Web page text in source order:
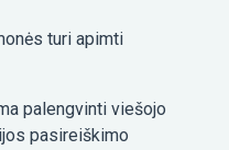
turi apimti
palengvinti viešojo
pasireiškimo